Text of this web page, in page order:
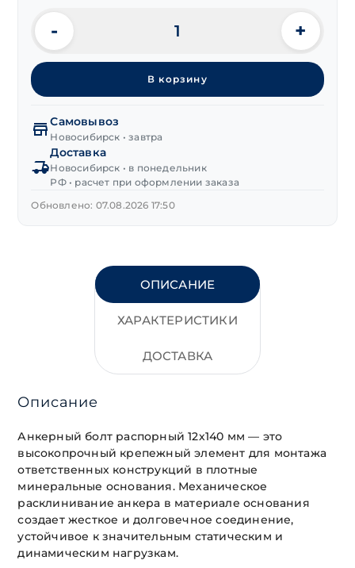
Количество
товара
Анкерный
болт
- +
В корзину
Самовывоз
Новосибирск • завтра
Доставка
Новосибирск • в понедельник
РФ • расчет при оформлении заказа
Обновлено: 07.08.2026 17:50
ОПИСАНИЕ
ХАРАКТЕРИСТИКИ
ДОСТАВКА
Описание
Анкерный болт распорный 12х140 мм — это
высокопрочный крепежный элемент для монтажа
ответственных конструкций в плотные
минеральные основания. Механическое
расклинивание анкера в материале основания
создает жесткое и долговечное соединение,
устойчивое к значительным статическим и
динамическим нагрузкам.